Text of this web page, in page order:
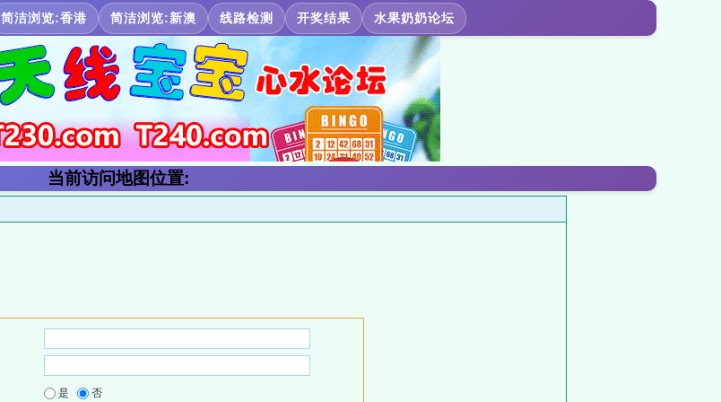
简洁浏览:香港 简洁浏览:新澳 线路检测 开奖结果 水果奶奶论坛
当前访问地图位置:
是 否